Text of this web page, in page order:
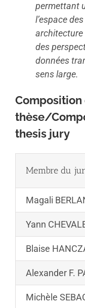
permettant
l’espace
architecture
des
données
sens large.
thèse/
thesis jury
Membre du
Magali
Yann
Blaise
Alexander F.
Michèle